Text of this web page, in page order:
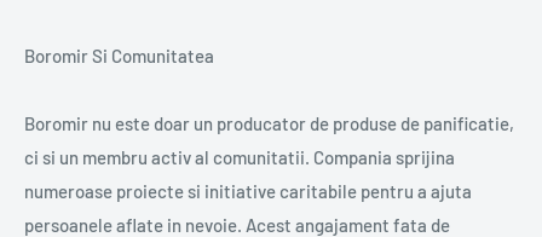
Boromir Si Comunitatea
Boromir nu este doar un producator de produse de panificatie,
ci si un membru activ al comunitatii. Compania sprijina
numeroase proiecte si initiative caritabile pentru a ajuta
persoanele aflate in nevoie. Acest angajament fata de